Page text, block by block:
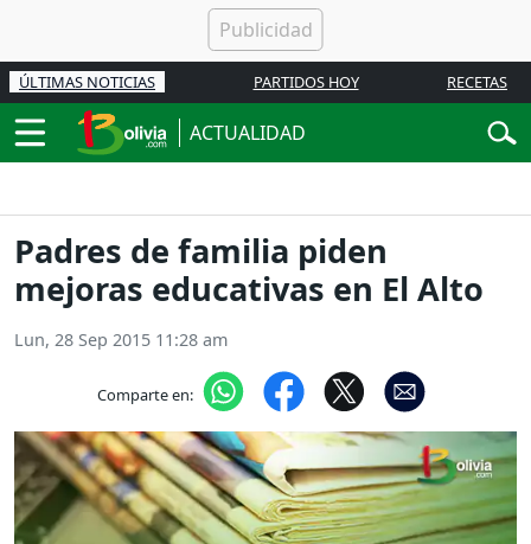
ÚLTIMAS NOTICIAS PARTIDOS HOY RECETAS
ACTUALIDAD
Padres de familia piden
mejoras educativas en El Alto
Lun, 28 Sep 2015 11:28 am
Comparte en: